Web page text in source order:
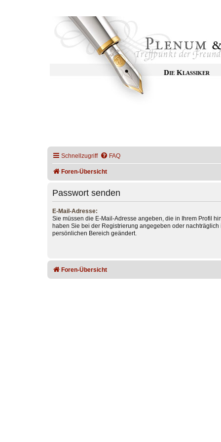
Die Klassiker
Schnellzugriff FAQ
Foren-Übersicht
Passwort senden
E-Mail-Adresse:
Sie müssen die E-Mail-Adresse angeben, die in Ihrem Profil
haben Sie bei der Registrierung angegeben oder nachträglich
persönlichen Bereich geändert.
Foren-Übersicht